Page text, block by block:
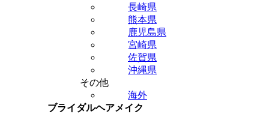
長崎県
熊本県
鹿児島県
宮崎県
佐賀県
沖縄県
その他
海外
ブライダルヘアメイク